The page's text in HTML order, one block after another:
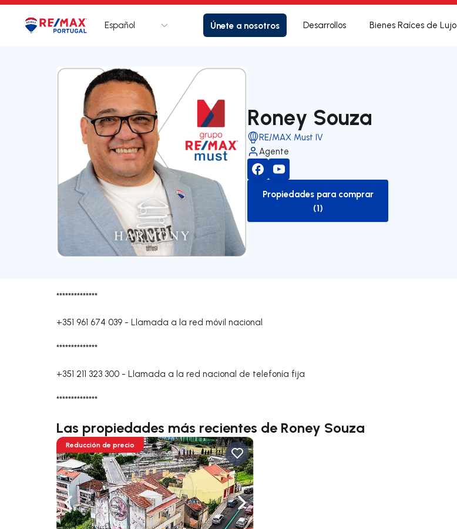
LogotipoIr a la página de inicio
Español Únete a nosotros Desarrollos Bienes Raíces de Lujo
Roney Souza
RE/MAX Must IV
Agente
to-buy-listing
Propiedades para comprar
(1)
**************
+351 961 674 039 - Llamada a la red móvil nacional
**************
+351 211 323 300 - Llamada a la red nacional de telefonía fija
**************
Las propiedades más recientes de Roney Souza
Navega a la izquierda Navegar a la derecha
Reducción de precio